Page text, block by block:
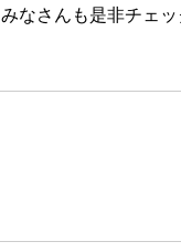
みなさんも是非チェ